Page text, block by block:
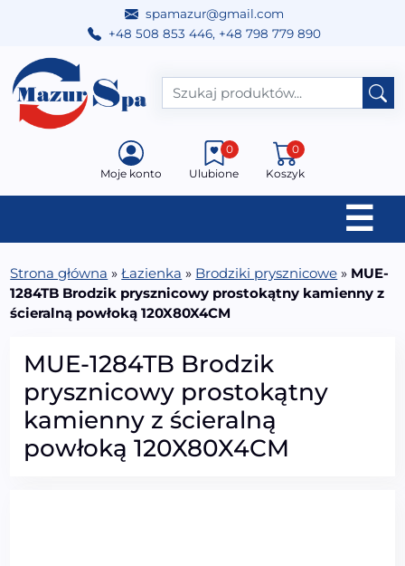
spamazur@gmail.com
+48 508 853 446, +48 798 779 890
Przejdź do treści
Main Navigation
Moje konto Ulubione
0
Koszyk
0
☰
Strona główna »Łazienka » Brodziki prysznicowe » MUE-
1284TB Brodzik prysznicowy prostokątny kamienny z
ścieralną powłoką 120X80X4CM
MUE-1284TB Brodzik
prysznicowy prostokątny
kamienny z ścieralną
powłoką 120X80X4CM